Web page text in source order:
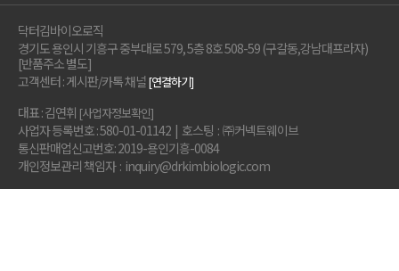
닥터김바이오로직
경기도 용인시 기흥구 중부대로 579, 5층 8호 508-59 (구갈동,강남대프라자)
[반품주소 별도]
고객센터 : 게시판/카톡 채널[연결하기]
대표 : 김연휘 [사업자정보확인]
사업자 등록번호 : 580-01-01142 | 호스팅 : ㈜커넥트웨이브
통신판매업신고번호: 2019-용인기흥-0084
개인정보관리 책임자 : inquiry@drkimbiologic.com